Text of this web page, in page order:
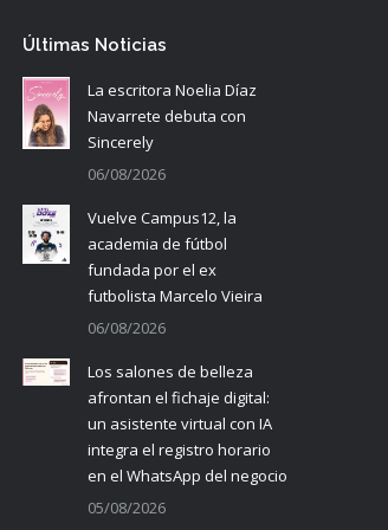
Últimas Noticias
La escritora Noelia Díaz
Navarrete debuta con
Sincerely
06/08/2026
Vuelve Campus12, la
academia de fútbol
fundada por el ex
futbolista Marcelo Vieira
06/08/2026
Los salones de belleza
afrontan el fichaje digital:
un asistente virtual con IA
integra el registro horario
en el WhatsApp del negocio
05/08/2026